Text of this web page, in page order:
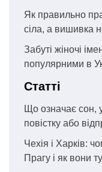
Як правильно
сіла, а вишивка
Забуті жіночі
популярними в
Статті
Що означає сон,
повістку або
Чехія і Харків:
Прагу і як вони